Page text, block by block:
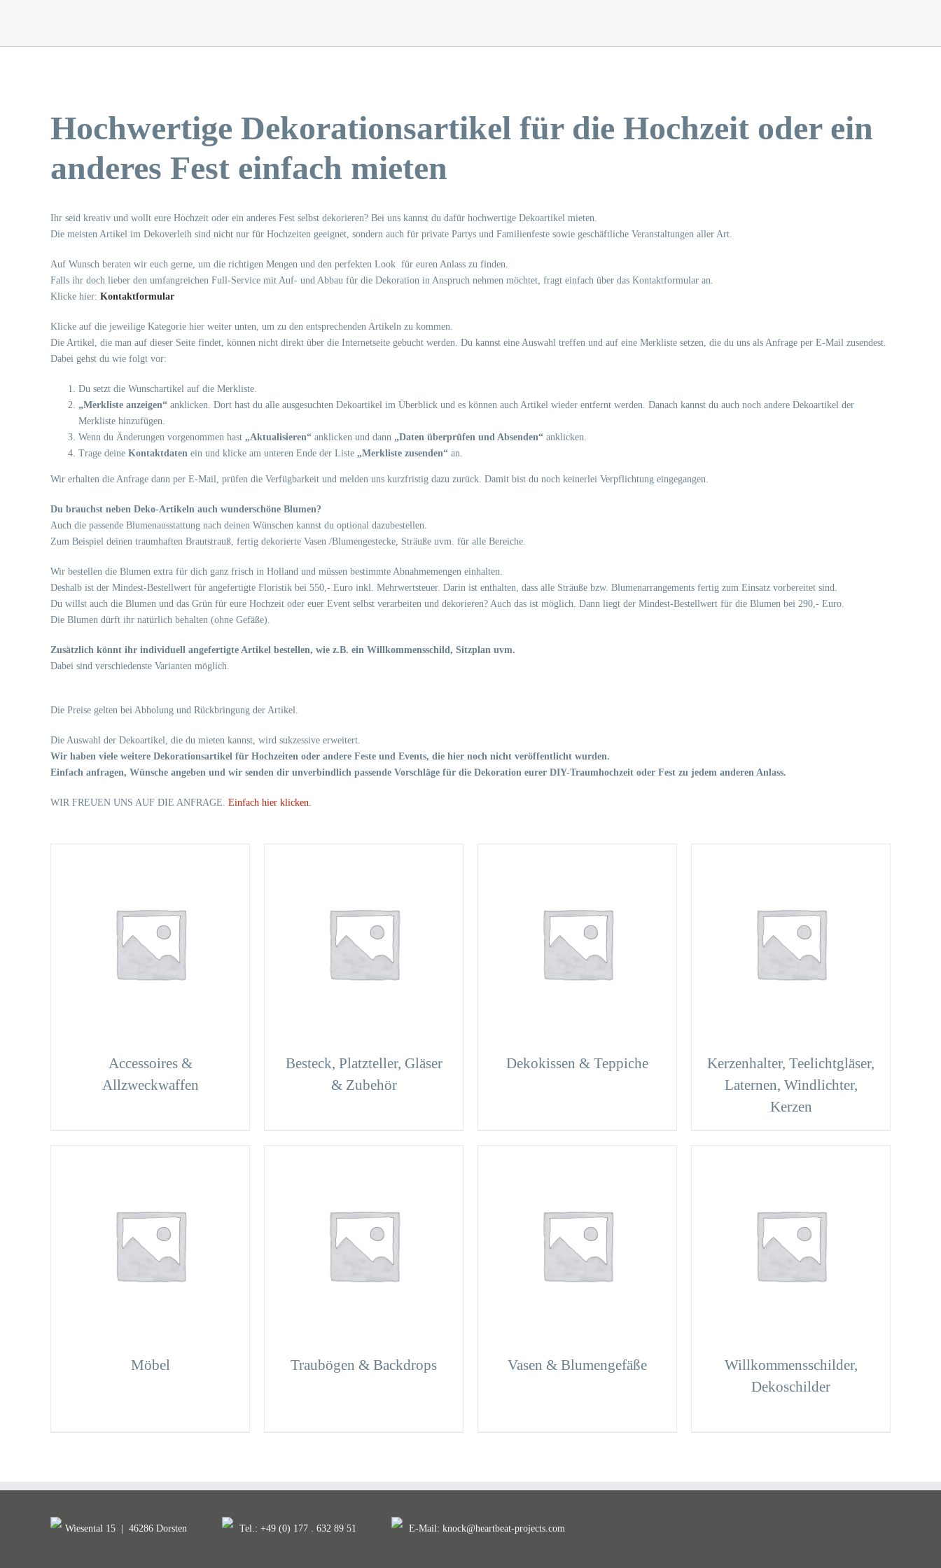
Hochwertige Dekorationsartikel für die Hochzeit oder ein
anderes Fest einfach mieten
Ihr seid kreativ und wollt eure Hochzeit oder ein anderes Fest selbst dekorieren? Bei uns kannst du dafür hochwertige Dekoartikel mieten.
Die meisten Artikel im Dekoverleih sind nicht nur für Hochzeiten geeignet, sondern auch für private Partys und Familienfeste sowie geschäftliche Veranstaltungen aller Art.
Auf Wunsch beraten wir euch gerne, um die richtigen Mengen und den perfekten Look für euren Anlass zu finden.
Falls ihr doch lieber den umfangreichen Full-Service mit Auf- und Abbau für die Dekoration in Anspruch nehmen möchtet, fragt einfach über das Kontaktformular an.
Klicke hier: Kontaktformular
Klicke auf die jeweilige Kategorie hier weiter unten, um zu den entsprechenden Artikeln zu kommen.
Die Artikel, die man auf dieser Seite findet, können nicht direkt über die Internetseite gebucht werden. Du kannst eine Auswahl treffen und auf eine Merkliste setzen, die du uns als Anfrage per E-Mail zusendest.
Dabei gehst du wie folgt vor:
Du setzt die Wunschartikel auf die Merkliste.
„Merkliste anzeigen“ anklicken. Dort hast du alle ausgesuchten Dekoartikel im Überblick und es können auch Artikel wieder entfernt werden. Danach kannst du auch noch andere Dekoartikel der
Merkliste hinzufügen.
Wenn du Änderungen vorgenommen hast „Aktualisieren“ anklicken und dann „Daten überprüfen und Absenden“ anklicken.
Trage deine Kontaktdaten ein und klicke am unteren Ende der Liste „Merkliste zusenden“ an.
Wir erhalten die Anfrage dann per E-Mail, prüfen die Verfügbarkeit und melden uns kurzfristig dazu zurück. Damit bist du noch keinerlei Verpflichtung eingegangen.
Du brauchst neben Deko-Artikeln auch wunderschöne Blumen?
Auch die passende Blumenausstattung nach deinen Wünschen kannst du optional dazubestellen.
Zum Beispiel deinen traumhaften Brautstrauß, fertig dekorierte Vasen /Blumengestecke, Sträuße uvm. für alle Bereiche.
Wir bestellen die Blumen extra für dich ganz frisch in Holland und müssen bestimmte Abnahmemengen einhalten.
Deshalb ist der Mindest-Bestellwert für angefertigte Floristik bei 550,- Euro inkl. Mehrwertsteuer. Darin ist enthalten, dass alle Sträuße bzw. Blumenarrangements fertig zum Einsatz vorbereitet sind.
Du willst auch die Blumen und das Grün für eure Hochzeit oder euer Event selbst verarbeiten und dekorieren? Auch das ist möglich. Dann liegt der Mindest-Bestellwert für die Blumen bei 290,- Euro.
Die Blumen dürft ihr natürlich behalten (ohne Gefäße).
Zusätzlich könnt ihr individuell angefertigte Artikel bestellen, wie z.B. ein Willkommensschild, Sitzplan uvm.
Dabei sind verschiedenste Varianten möglich.
Die Preise gelten bei Abholung und Rückbringung der Artikel.
Die Auswahl der Dekoartikel, die du mieten kannst, wird sukzessive erweitert.
Wir haben viele weitere Dekorationsartikel für Hochzeiten oder andere Feste und Events, die hier noch nicht veröffentlicht wurden.
Einfach anfragen, Wünsche angeben und wir senden dir unverbindlich passende Vorschläge für die Dekoration eurer DIY-Traumhochzeit oder Fest zu jedem anderen Anlass.
WIR FREUEN UNS AUF DIE ANFRAGE. Einfach hier klicken.
Accessoires &
Allzweckwaffen
Besteck, Platzteller, Gläser
& Zubehör
Dekokissen & Teppiche
Kerzenhalter, Teelichtgläser,
Laternen, Windlichter,
Kerzen
Möbel Traubögen & Backdrops Vasen & Blumengefäße
Willkommensschilder,
Dekoschilder
Wiesental 15 46286 Dorsten Tel.: +49 (0) 177 . 632 89 51 E-Mail: knock@heartbeat-projects.com